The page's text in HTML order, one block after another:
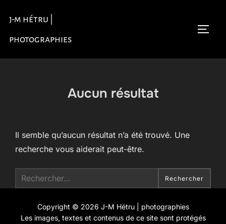
contenu
j-m hétru |
photographies
Aucun résultat
Il semble qu’aucun résultat n’a été trouvé. Une
recherche vous aiderait peut-être.
Recherche
pour :
Rechercher
Copyright © 2026 J-M Hétru | photographies
Les images, textes et contenus de ce site sont protégés